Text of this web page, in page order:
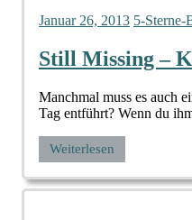
Januar 26, 2013 5-Sterne-
Still Missing –
Manchmal muss es auch
Tag entführt? Wenn du
Weiterlesen